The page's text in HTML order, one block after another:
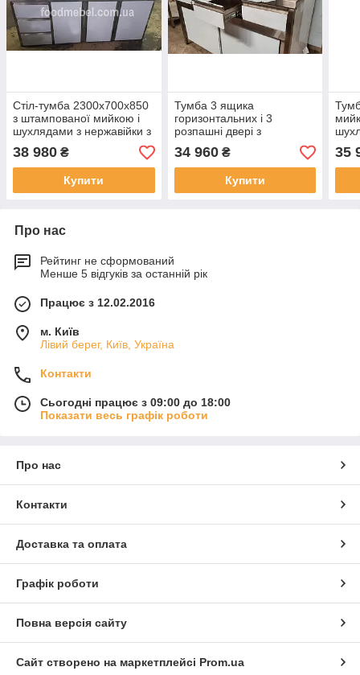
Стіл-тумба 2300х700х850
з штампованої мийкою і
шухлядами з нержавійки з
місцем під холодильник
38 980 ₴
Купити
Тумба 3 ящика
горизонтальних і 3
розпашні двері з
нержавіючої сталі
34 960₴
Купити
35
Про нас
Рейтинг не сформований
Менше 5 відгуків за останній рік
Працює з 12.02.2016
м. Київ
Лівий берег, Київ, Україна
Контакти
Сьогодні працює з 09:00 до 18:00
Показати весь графік роботи
Про нас
Контакти
Доставка та оплата
Графік роботи
Повна версія сайту
Сайт створено на маркетплейсі Prom.ua